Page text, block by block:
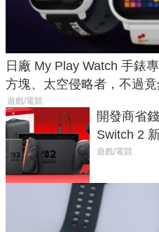
日廠 My Play Watch 手錶
方塊、太空侵略者，不過竟
遊戲/電競
開發商省
Switch 2
戲卡的選擇
遊戲/電競